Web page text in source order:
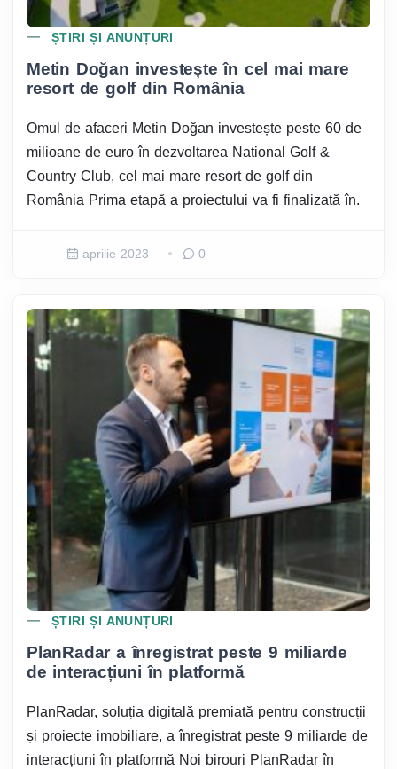
ȘTIRI ȘI ANUNȚURI
Metin Doğan investește în cel mai mare
resort de golf din România
Omul de afaceri Metin Doğan investește peste 60 de
milioane de euro în dezvoltarea National Golf &
Country Club, cel mai mare resort de golf din
România Prima etapă a proiectului va fi finalizată în.
aprilie 2023 0
ȘTIRI ȘI ANUNȚURI
PlanRadar a înregistrat peste 9 miliarde
de interacțiuni în platformă
PlanRadar, soluția digitală premiată pentru construcții
și proiecte imobiliare, a înregistrat peste 9 miliarde de
interacțiuni în platformă Noi birouri PlanRadar în